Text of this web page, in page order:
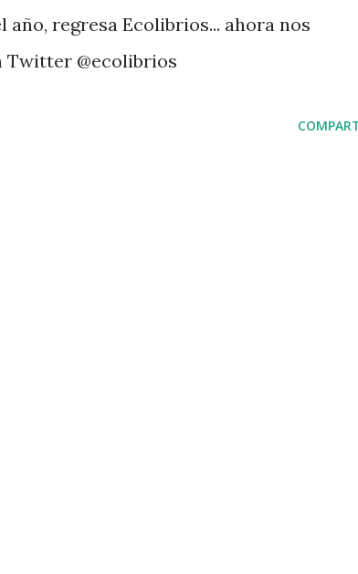
regresa Ecolibrios... ahora nos
Twitter @ecolibrios